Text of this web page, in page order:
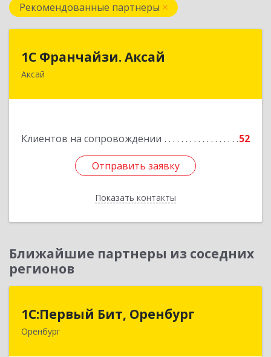
Рекомендованные партнеры
1С Франчайзи. Аксай
Аксай
Клиентов на сопровождении 52
Отправить заявку
Показать контакты
1С Франчайзи. Аксай
Отправить заявку
Назад
Ближайшие партнеры из соседних
регионов
1С:Первый Бит, Оренбург
Оренбург
1С:Первый Бит, Оренбург
460044, Оренбургская обл, Оренбург, Березка